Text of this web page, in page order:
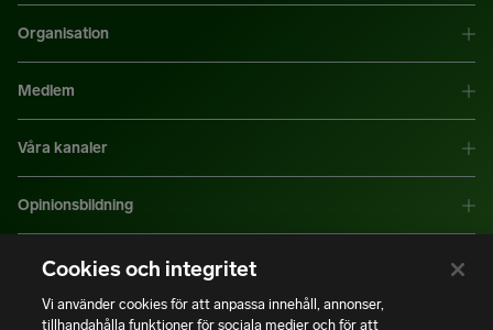
Organisation
Medlem
Våra kanaler
Opinionsbildning
Mer information
Cookies och integritet
Vi använder cookies för att anpassa innehåll, annonser,
tillhandahålla funktioner för sociala medier och för att